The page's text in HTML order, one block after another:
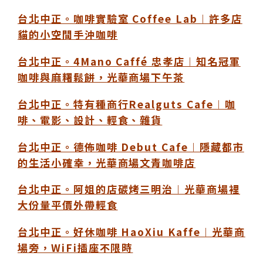
台北中正。咖啡實驗室 Coffee Lab︱許多店
貓的小空間手沖咖啡
台北中正。4Mano Caffé 忠孝店︱知名冠軍
咖啡與麻糬鬆餅，光華商場下午茶
台北中正。特有種商行Realguts Cafe︱咖
啡、電影、設計、輕食、雜貨
台北中正。德佈咖啡 Debut Cafe︱隱藏都市
的生活小確幸，光華商場文青咖啡店
台北中正。阿姐的店碳烤三明治︱光華商場裡
大份量平價外帶輕食
台北中正。好休咖啡 HaoXiu Kaffe︱光華商
場旁，WiFi插座不限時